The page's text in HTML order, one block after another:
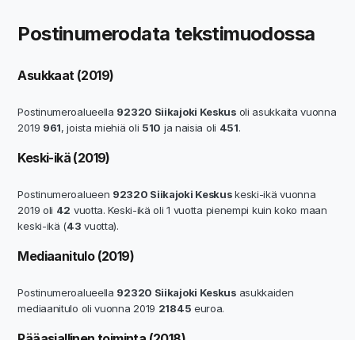
Postinumerodata tekstimuodossa
Asukkaat (2019)
Postinumeroalueella 92320 Siikajoki Keskusoli asukkaita vuonna
2019 961, joista miehiä oli 510 ja naisia oli 451.
Keski-ikä (2019)
Postinumeroalueen 92320 Siikajoki Keskuskeski-ikä vuonna
2019 oli 42 vuotta. Keski-ikä oli 1 vuotta pienempi kuin koko maan
keski-ikä (43 vuotta).
Mediaanitulo (2019)
Postinumeroalueella 92320 Siikajoki Keskusasukkaiden
mediaanitulo oli vuonna 2019 21845 euroa.